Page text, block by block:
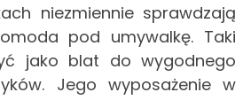
niezmiennie sprawdzają
pod umywalkę. Taki
jako blat do wygodnego
Jego wyposażenie w